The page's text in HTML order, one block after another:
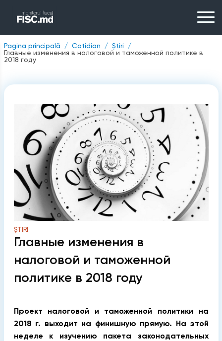
Pagina principală Cotidian
Știri
Главные изменения в налоговой и таможенной политике в
2018 году
ȘTIRI
Главные изменения в
налоговой и таможенной
политике в 2018 году
Проект налоговой и таможенной политики на
2018 г. выходит на финишную прямую. На этой
неделе к изучению пакета законодательных